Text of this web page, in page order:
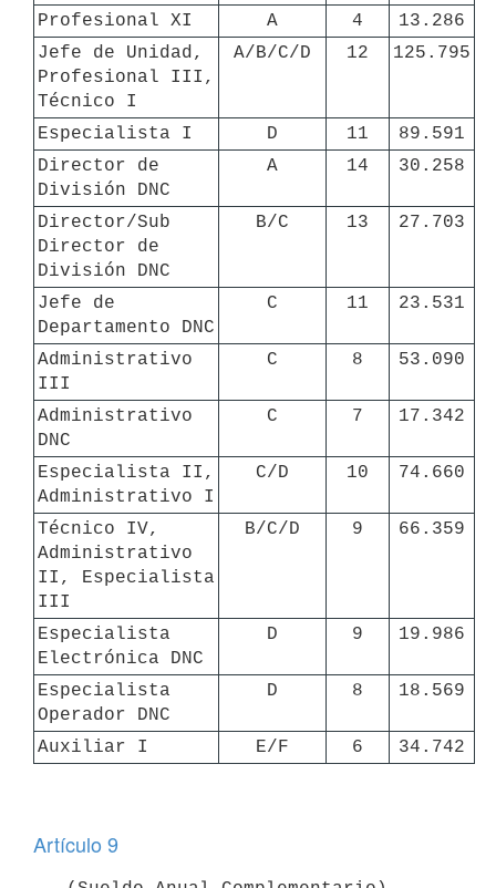
Profesional XI
A 4
13.286
Jefe de Unidad,
Profesional III,
Técnico I
A/B/C/D 12 125.795
Especialista I D 11
89.591
Director de
División DNC
A 14 30.258
Director/Sub
Director de
División DNC
B/C 13 27.703
Jefe de
Departamento DNC
C 11 23.531
Administrativo
III
C 8 53.090
Administrativo
DNC
C 7 17.342
Especialista II,
Administrativo I
C/D 10 74.660
Técnico IV,
Administrativo
II, Especialista
III
B/C/D 9 66.359
Especialista
Electrónica DNC
D 9 19.986
Especialista
Operador DNC
D 8 18.569
Auxiliar I E/F 6 34.742
Artículo 9